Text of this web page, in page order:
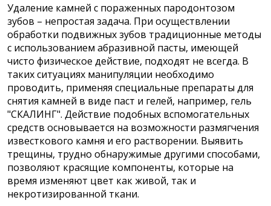
Удаление камней с пораженных пародонтозом
зубов – непростая задача. При осуществлении
обработки подвижных зубов традиционные методы
с использованием абразивной пасты, имеющей
чисто физическое действие, подходят не всегда. В
таких ситуациях манипуляции необходимо
проводить, применяя специальные препараты для
снятия камней в виде паст и гелей, например, гель
"СКАЛИНГ". Действие подобных вспомогательных
средств основывается на возможности размягчения
известкового камня и его растворении. Выявить
трещины, трудно обнаружимые другими способами,
позволяют красящие компоненты, которые на
время изменяют цвет как живой, так и
некротизированной ткани.